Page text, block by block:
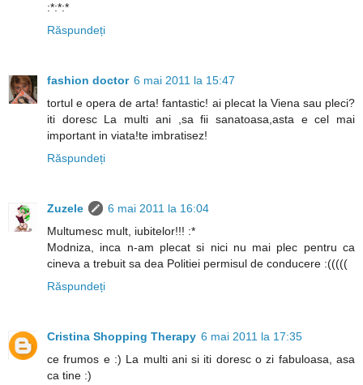
:*:*:*
Răspundeți
fashion doctor 6 mai 2011 la 15:47
tortul e opera de arta! fantastic! ai plecat la Viena sau pleci?
iti doresc La multi ani ,sa fii sanatoasa,asta e cel mai
important in viata!te imbratisez!
Răspundeți
Zuzele
6 mai 2011 la 16:04
Multumesc mult, iubitelor!!! :*
Modniza, inca n-am plecat si nici nu mai plec pentru ca
cineva a trebuit sa dea Politiei permisul de conducere :(((((
Răspundeți
Cristina Shopping Therapy 6 mai 2011 la 17:35
ce frumos e :) La multi ani si iti doresc o zi fabuloasa, asa
ca tine :)